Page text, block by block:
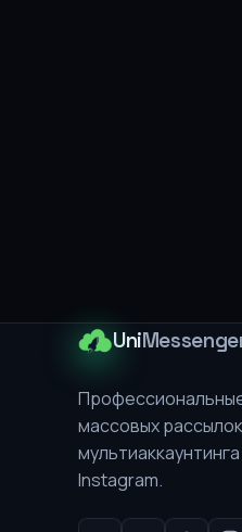
Uni
массовых
Instagram.